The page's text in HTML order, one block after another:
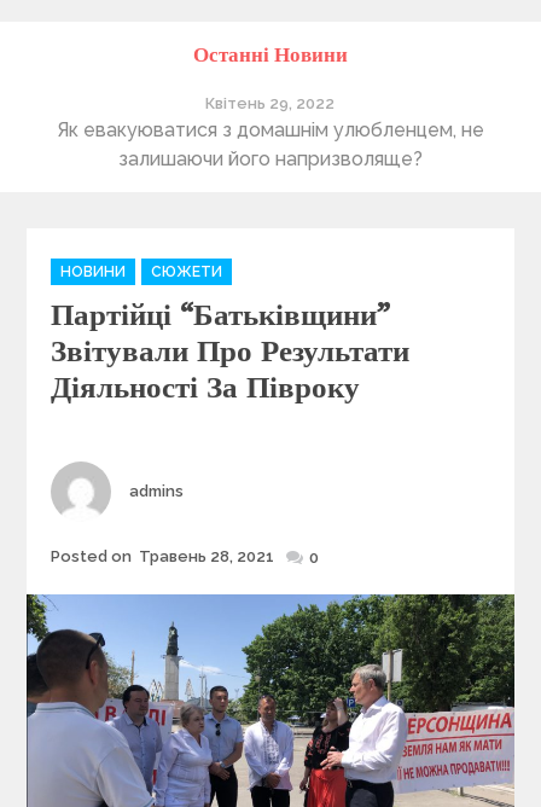
Останні Новини
Квітень 29, 2022
Як евакуюватися з домашнім улюбленцем, не
залишаючи його напризволяще?
C
a
e
g
o
e
s
НОВИНИ СЮЖЕТИ
Партійці “Батьківщини”
Звітували Про Результати
Діяльності За Півроку
Author
admins
Posted
Posted on Травень 28, 2021 0